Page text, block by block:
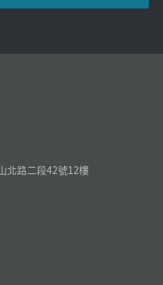
北路二段42號12樓